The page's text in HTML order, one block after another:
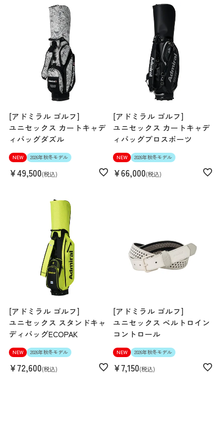
[アドミラル ゴルフ]
ユニセックス カートキャデ
ィバッグダズル
NEW 2026年秋冬モデル
¥49,500 税込
[アドミラル ゴルフ]
ユニセックス カートキャデ
ィバッグプロスポーツ
NEW 2026年秋冬モデル
¥66,000 税込
[アドミラル ゴルフ]
ユニセックス スタンドキャ
ディバッグECOPAK
NEW 2026年秋冬モデル
¥72,600 税込
[アドミラル ゴルフ]
ユニセックス ベルトロイン
コントロール
NEW 2026年秋冬モデル
¥7,150 税込